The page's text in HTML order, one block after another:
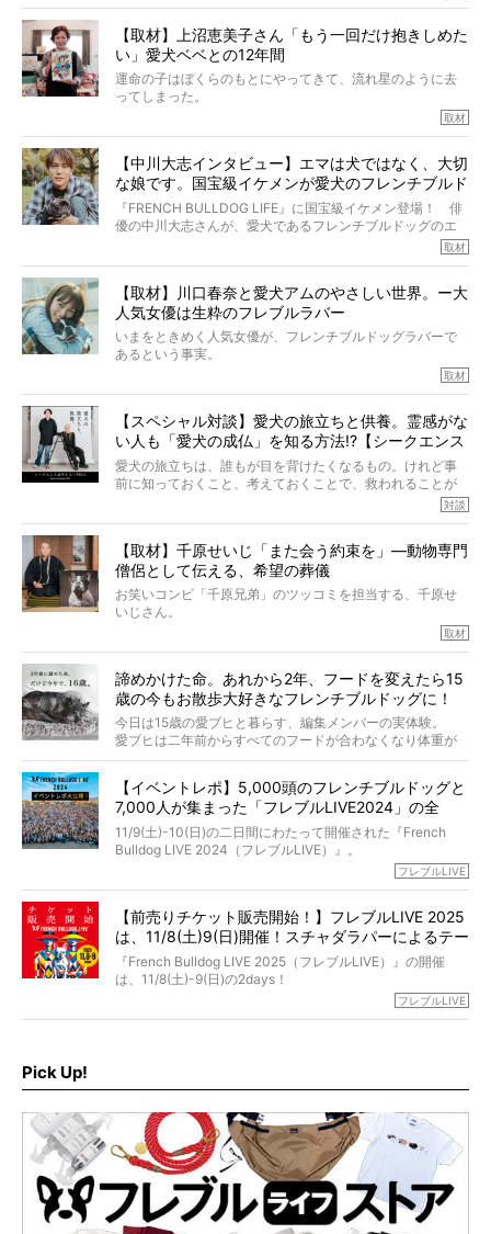
ところが、フレンチブルドッグの桃太郎は9歳で脳腫瘍を発
症し、なんと4年7ヶ月間も生き抜いたのです。旅立ったと
きの年齢は13歳と11ヶ月、レジェンド級のレジェンドでし
た。さらには、治療後3年間は一度も発作が起きなかったと
いいます。
この事実はフレンチブルドッグだけでなく、脳腫瘍と闘う
太郎のオーナーである佐藤さんご夫婦に、治療の選択やケ
アについて詳しくお話しをうかがいました。
【取材】上沼恵美子さん「もう一回だけ抱きしめた
い」愛犬ベベとの12年間
運命の子はぼくらのもとにやってきて、流れ星のように去
ってしまった。
り添いたいと思う。
その悲しみをいますぐ解消することはできないが、話をき
いて、泣いたり笑ったりするのもいいだろう。
こんな子だった、こんなにいい子だった、ほんとうに愛し
ていたと。
ぼくらは上沼恵美子さんのご自宅へ伺って、お話をきこう
と思った。
取材
【中川大志インタビュー】エマは犬ではなく、大切
な娘です。国宝級イケメンが愛犬のフレンチブルド
ッグと一緒に登場
『FRENCH BULLDOG LIFE』に国宝級イケメン登場！ 俳
優の中川大志さんが、愛犬であるフレンチブルドッグのエ
マちゃん（2歳の女の子）にメロメロとの情報を聞きつけ、
カエピソードが次から次へと飛び出しました。
取材
【取材】川口春奈と愛犬アムのやさしい世界。ー大
人気女優は生粋のフレブルラバー
いまをときめく人気女優が、フレンチブルドッグラバーで
あるという事実。
とりを目の当たりにするほどに、そのフレンチブルドッグ
愛がわたしたちのそれとまったく同じであることに、なん
だかうれしくなってしまったのでした。
春奈さんとアムちゃんのすてきな暮らしを、BUHI編集長の
小西がいつくしみながら、切り取らせていただきます。
取材
【スペシャル対談】愛犬の旅立ちと供養。霊感がな
い人も「愛犬の成仏」を知る方法!?【シークエンス
はやとも×PELI】
愛犬の旅立ちは、誰もが目を背けたくなるもの。けれど事
前に知っておくこと、考えておくことで、救われることが
力をもつお笑い芸人「シークエンスはやとも」さんに、愛
犬の旅立ちや供養についてインタビュー。
インタビュアー兼対談相手は、大の犬好きで心霊分野の知
識にも長けているPELIさん。
「愛犬が旅立ったあと、ベッドやおもちゃはどうすればい
くれる？」
さらには、霊感がない人でも愛犬が成仏したことを知る方
法まで。
お笑い芸人だからこそ暗くなりすぎない、むしろ心がスッ
と軽くなる。
永久保存版のスペシャル対談です！
対談
【取材】千原せいじ「また会う約束を」―動物専門
僧侶として伝える、希望の葬儀
お笑いコンビ「千原兄弟」のツッコミを担当する、千原せ
いじさん。
た。
僧侶としての名は「靖賢（せいけん）」。
当時54歳という年齢にして、なぜ動物専門僧侶という道を
選んだのか。
また、愛犬の旅立ちとどのように向き合うべきなのか。
た。
取材
諦めかけた命。あれから2年、フードを変えたら15
歳の今もお散歩大好きなフレンチブルドッグに！
今日は15歳の愛ブヒと暮らす、編集メンバーの実体験。
愛ブヒは二年前からすべてのフードが合わなくなり体重が
激減。検査をしても異常はなく「年齢のせいですね…」と言
もう諦めるしかないのかな…そんなとき、我が家に届いたの
が「THE fu-do(ザ・フード)」の試食品でした。
そして「THE fu-do(ザ・フード)」を食べつづけて二年、愛
ブヒは15歳になり、今も元気にお散歩をしています。
今回は、二年前の絶望から今までを包み隠さず、時系列で
【イベントレポ】5,000頭のフレンチブルドッグと
7,000人が集まった「フレブルLIVE2024」の全
貌！
11/9(土)-10(日)の二日間にわたって開催された『French
Bulldog LIVE 2024（フレブルLIVE）』。
今年はのべ5,000頭のフレンチブルドッグと7,000人のフレ
day1の司会はフレブルラバーのロッチさん。day2の音楽フ
ェスには世代ど真ん中のPUFFYが出演するなど、例年以上
に豪華なラインナップ。
北は北海道、南は鹿児島県から。全国のフレンチブルドッ
グが一堂に会した「フレブルLIVE2024」の模様を、詳しく
フレブルLIVE
【前売りチケット販売開始！】フレブルLIVE 2025
は、11/8(土)9(日)開催！スチャダラパーによるテー
マソング制作も決定
『French Bulldog LIVE 2025（フレブルLIVE）』の開催
は、11/8(土)-9(日)の2days！
お得な前売りチケット、いよいよ販売スタートです！
ど、内容盛りだくさんでお送りしていますので、最後まで
お見逃しなく！
フレブルLIVE
Pick Up!